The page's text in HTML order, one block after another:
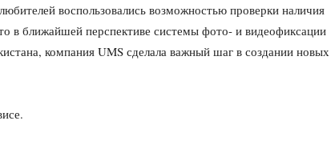
воспользовались возможностью проверки наличия
ближайшей перспективе системы фото- и видеофиксации
компания UMS сделала важный шаг в создании новых